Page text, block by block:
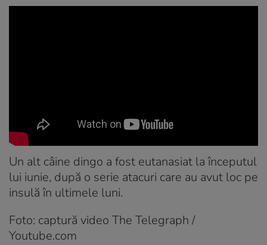
Un alt câine dingo a fost eutanasiat la începutul
lui iunie, după o serie atacuri care au avut loc pe
insulă în ultimele luni.
Foto: captură video The Telegraph /
Youtube.com